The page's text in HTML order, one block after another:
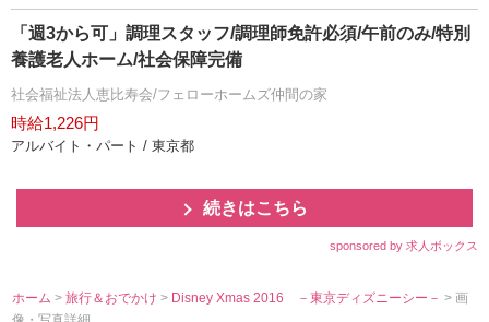
「週3から可」調理スタッフ/調理師免許必須/午前のみ/特別
養護老人ホーム/社会保障完備
社会福祉法人恵比寿会/フェローホームズ仲間の家
時給1,226円
アルバイト・パート / 東京都
続きはこちら
sponsored by 求人ボックス
ホーム >旅行＆おでかけ> Disney Xmas 2016 －東京ディズニーシー－> 画